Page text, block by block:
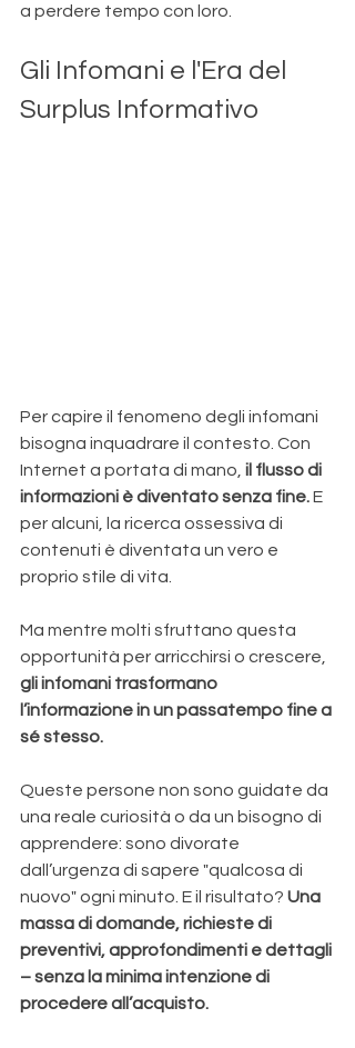
a perdere tempo con loro.
Gli Infomani e l'Era del
Surplus Informativo
Per capire il fenomeno degli infomani
bisogna inquadrare il contesto. Con
Internet a portata di mano, il flusso di
informazioni è diventato senza fine. E
per alcuni, la ricerca ossessiva di
contenuti è diventata un vero e
proprio stile di vita.
Ma mentre molti sfruttano questa
opportunità per arricchirsi o crescere,
gli infomani trasformano
l’informazione in un passatempo fine a
sé stesso.
Queste persone non sono guidate da
una reale curiosità o da un bisogno di
apprendere: sono divorate
dall’urgenza di sapere "qualcosa di
nuovo" ogni minuto. E il risultato? Una
massa di domande, richieste di
preventivi, approfondimenti e dettagli
– senza la minima intenzione di
procedere all’acquisto.